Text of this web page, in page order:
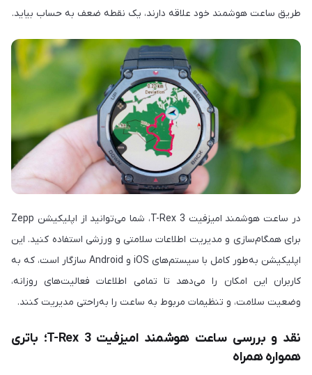
طریق ساعت هوشمند خود علاقه دارند، یک نقطه ضعف به حساب بیاید.
در ساعت هوشمند امیزفیت T-Rex 3، شما می‌توانید از اپلیکیشن Zepp
برای همگام‌سازی و مدیریت اطلاعات سلامتی و ورزشی استفاده کنید. این
اپلیکیشن به‌طور کامل با سیستم‌های iOS و Android سازگار است، که به
کاربران این امکان را می‌دهد تا تمامی اطلاعات فعالیت‌های روزانه،
وضعیت سلامت، و تنظیمات مربوط به ساعت را به‌راحتی مدیریت کنند.
نقد و بررسی ساعت هوشمند امیزفیت T-Rex 3؛ باتری
همواره همراه